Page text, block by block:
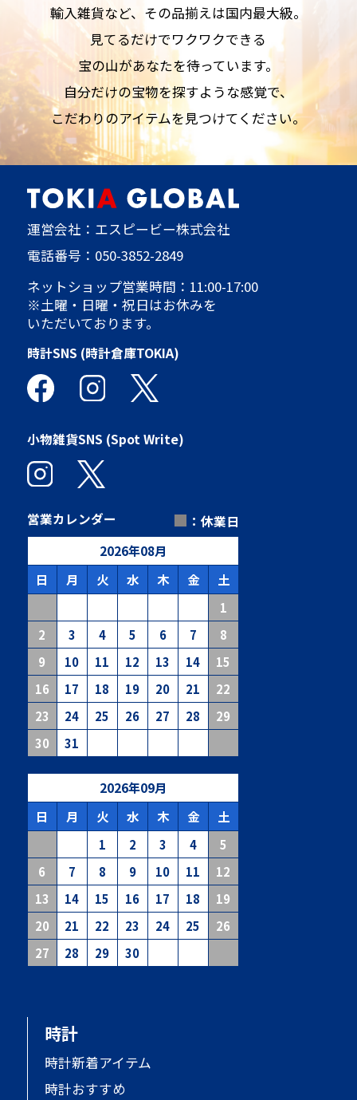
輸入雑貨など、その品揃えは国内最大級。
見てるだけでワクワクできる
宝の山があなたを待っています。
自分だけの宝物を探すような感覚で、
こだわりのアイテムを見つけてください。
運営会社：エスピービー株式会社
電話番号： 050-3852-2849
ネットショップ営業時間：11:00-17:00
※土曜・日曜・祝日はお休みを
いただいております。
時計SNS (時計倉庫TOKIA)
小物雑貨SNS (Spot Write)
営業カレンダー ■ ：休業日
2026年08月
日
月 火 水 木 金 土
1
2
3 4 5 6 7
8
9
10 11 12 13 14
15
16
17 18 19 20 21
22
23
24 25 26 27 28
29
30
31
2026年09月
日
月 火 水 木 金 土
1 2 3 4
5
6
7 8 9 10 11
12
13
14 15 16 17 18
19
20
21 22 23 24 25
26
27
28 29 30
時計
時計新着アイテム
時計おすすめ